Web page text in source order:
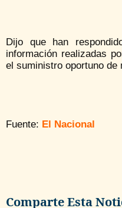
Dijo que han
información realizadas
el suministro oportuno de
Fuente: El Nacional
Comparte Esta